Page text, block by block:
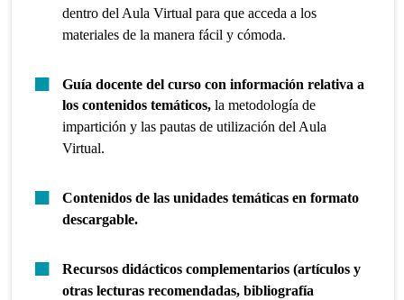
dentro del Aula Virtual para que acceda a los
materiales de la manera fácil y cómoda.
Guía docente del curso con información relativa a
los contenidos temáticos, la metodología de
impartición y las pautas de utilización del Aula
Virtual.
Contenidos de las unidades temáticas en formato
descargable.
Recursos didácticos complementarios (artículos y
otras lecturas recomendadas, bibliografía